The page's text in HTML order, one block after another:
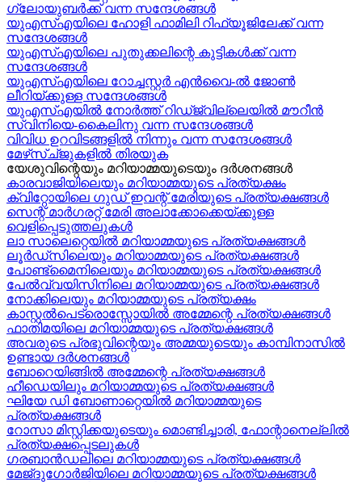
ഗ്ലോയുബർക്ക് വന്ന സന്ദേശങ്ങൾ
യുഎസ്എയിലെ ഹോളി ഫാമിലി റിഫ്യൂജിലേക്ക് വന്ന
സന്ദേശങ്ങൾ
യുഎസ്എയിലെ പുതുക്കലിന്റെ കുട്ടികള്‍ക്ക് വന്ന
സന്ദേശങ്ങള്‍
യുഎസ്എയിലെ റോച്ചസ്റ്റർ എൻവൈ-ൽ ജോൺ
ലീറിയ്ക്കുള്ള സന്ദേശങ്ങൾ
യുഎസ്എയിൽ നോർത്ത് റിഡ്ജ്വില്ലെയിൽ മൗറീൻ
സ്വിനിയെ-കൈലിനു വന്ന സന്ദേശങ്ങള്‍
വിവിധ ഉറവിടങ്ങളിൽ നിന്നും വന്ന സന്ദേശങ്ങൾ
മേഴ്‍സ്ച്ജുകളിൽ തിരയുക
യേശുവിന്റെയും മറിയാമ്മയുടെയും ദർശനങ്ങൾ
കാരവാജിയിലെയും മറിയാമ്മയുടെ പ്രത്യക്ഷം
ക്വിറ്റോയിലെ ഗുഡ് ഇവന്റ് മേരിയുടെ പ്രത്യക്ഷങ്ങൾ
സെന്റ് മാർഗരറ്റ് മേരി അലാക്കോക്കെയ്ക്കുള്ള
വെളിപ്പെടുത്തലുകൾ
ലാ സാലെറ്റെയിൽ മറിയാമ്മയുടെ പ്രത്യക്ഷങ്ങൾ
ലൂർഡ്സിലെയും മറിയാമ്മയുടെ പ്രത്യക്ഷങ്ങൾ
പോണ്ട്മൈനിലെയും മറിയാമ്മയുടെ പ്രത്യക്ഷങ്ങൾ
പേൽവ്വയിസിനിലെ മറിയാമ്മയുടെ പ്രത്യക്ഷങ്ങൾ
നോക്കിലെയും മറിയാമ്മയുടെ പ്രത്യക്ഷം
കാസ്റ്റൽപെട്രൊസ്സോയിൽ അമ്മേന്റെ പ്രത്യക്ഷങ്ങൾ
ഫാതിമയിലെ മറിയാമ്മയുടെ പ്രത്യക്ഷങ്ങൾ
അവരുടെ പ്രഭുവിന്റെയും അമ്മയുടെയും കാമ്പിനാസിൽ
ഉണ്ടായ ദർശനങ്ങൾ
ബോറെയിങ്ങിൽ അമ്മേന്റെ പ്രത്യക്ഷങ്ങൾ
ഹീഡെയിലും മറിയാമ്മയുടെ പ്രത്യക്ഷങ്ങൾ
ഘിയേ ഡി ബോണാറ്റെയിൽ മറിയാമ്മയുടെ
പ്രത്യക്ഷങ്ങൾ
റോസാ മിസ്റ്റിക്കയുടെയും മൊണ്ടിച്ചാരി, ഫോന്റാനെല്ലിൽ
പ്രത്യക്ഷപ്പെടലുകൾ
ഗരബാൻഡലിലെ മറിയാമ്മയുടെ പ്രത്യക്ഷങ്ങൾ
മേജ്ദുഗോർജിയിലെ മറിയാമ്മയുടെ പ്രത്യക്ഷങ്ങൾ